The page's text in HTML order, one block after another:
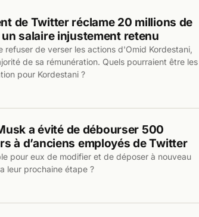
de Twitter réclame 20 millions de
salaire injustement retenu
refuser de verser les actions d'Omid Kordestani,
de sa rémunération. Quels pourraient être les
pour Kordestani ?
a évité de débourser 500
à d’anciens employés de Twitter
pour eux de modifier et de déposer à nouveau
leur prochaine étape ?